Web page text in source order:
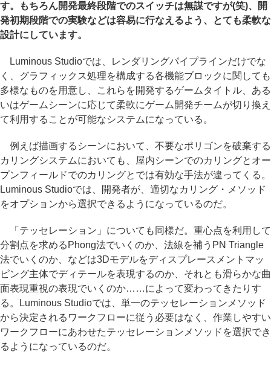
す。もちろん開発最終段階でのスイッチは無謀ですが(笑)、開
発初期段階での実験などは容易に行なえるよう、とても柔軟な
設計にしています。
Luminous Studioでは、レンダリングパイプラインだけでな
く、グラフィックス処理を構成する各機能ブロックに関しても
多様なものを用意し、これらを開発するゲームタイトル、ある
いはゲームシーンに応じて柔軟にゲーム開発チームが切り換え
て利用することが可能なシステムになっている。
例えば描画するシーンにおいて、不要なポリゴンを破棄する
カリングシステムにおいても、屋内シーンでのカリングとオー
プンフィールドでのカリングとでは有効な手法が違ってくる。
Luminous Studioでは、開発者が、適切なカリング・メソッド
をオプションから選択できるようになっているのだ。
「テッセレーション」についても同様だ。重心点を利用して
分割点を求めるPhong法でいくのか、法線を補うPN Triangle
法でいくのか、などは3Dモデルをディスプレースメントマッ
ピング主体でディテールを表現するのか、それとも滑らかな曲
面表現重視の表現でいくのか……によって変わってきたりす
る。Luminous Studioでは、単一のテッセレーションメソッド
から決定されるワークフローに従う必要はなく、作業しやすい
ワークフローにあわせたテッセレーションメソッドを選択でき
るようになっているのだ。